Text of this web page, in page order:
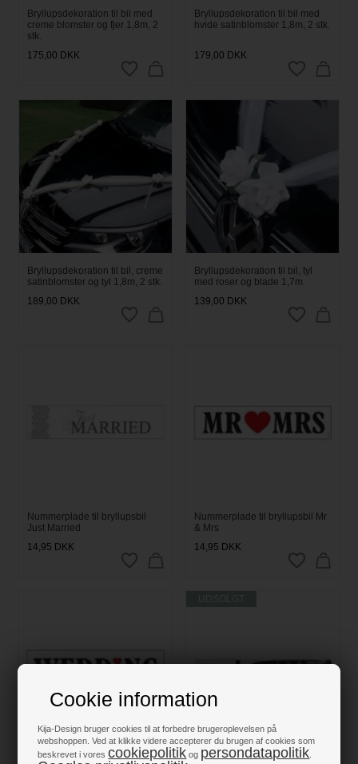
Cookie information
Kija-Design bruger cookies til at forbedre brugeroplevelsen på
webshoppen. Ved at klikke videre accepterer du brugen af cookies som
beskrevet i vorescookiepolitik og persondatapolitik
Bryllupsdekoration til bil med
creme blomster og fjer 1,8m, 2
stk.
175,00 DKK
Bryllupsdekoration til bil med
hvide satinblomster 1,8m, 2 stk.
179,00 DKK
Bryllupsdekoration til bil, creme
satinblomster og tyl 1,8m, 2 stk.
189,00 DKK
Bryllupsdekoration til bil, tyl
med roser og blade 1,7m
139,00 DKK
Nummerplade til bryllupsbil
Just Married
14,95 DKK
Nummerplade til bryllupsbil Mr
& Mrs
14,95 DKK